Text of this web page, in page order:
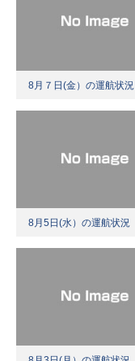
8月７日(金）の運航状況
8月5日(水）の運航状況